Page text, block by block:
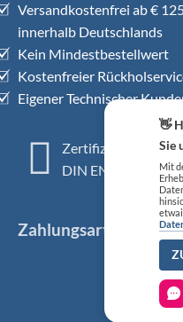
Versandkostenfrei ab €
innerhalb Deutschlands
Kein Mindestbestellwert
Kostenfreier
Eigener Technischer
Zertifiziertes QM-
DIN EN ISO 13485
Zahlungsarten
👋
Sie
Mit